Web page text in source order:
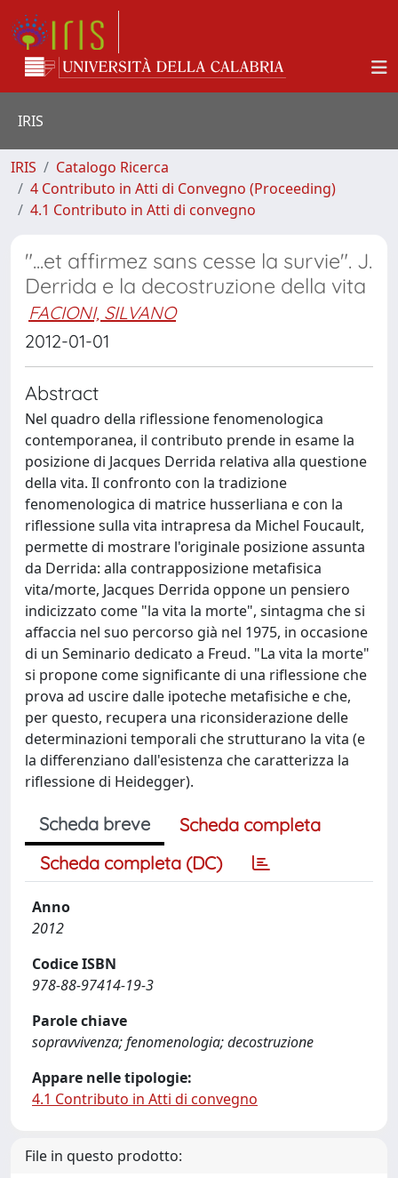
IRIS
IRIS
Catalogo Ricerca
4 Contributo in Atti di Convegno (Proceeding)
4.1 Contributo in Atti di convegno
"...et affirmez sans cesse la survie". J.
Derrida e la decostruzione della vita
FACIONI, SILVANO
2012-01-01
Abstract
Nel quadro della riflessione fenomenologica
contemporanea, il contributo prende in esame la
posizione di Jacques Derrida relativa alla questione
della vita. Il confronto con la tradizione
fenomenologica di matrice husserliana e con la
riflessione sulla vita intrapresa da Michel Foucault,
permette di mostrare l'originale posizione assunta
da Derrida: alla contrapposizione metafisica
vita/morte, Jacques Derrida oppone un pensiero
indicizzato come "la vita la morte", sintagma che si
affaccia nel suo percorso già nel 1975, in occasione
di un Seminario dedicato a Freud. "La vita la morte"
si propone come significante di una riflessione che
prova ad uscire dalle ipoteche metafisiche e che,
per questo, recupera una riconsiderazione delle
determinazioni temporali che strutturano la vita (e
la differenziano dall'esistenza che caratterizza la
riflessione di Heidegger).
Scheda breve
Scheda completa
Scheda completa (DC)
Anno
2012
Codice ISBN
978-88-97414-19-3
Parole chiave
sopravvivenza; fenomenologia; decostruzione
Appare nelle tipologie:
4.1 Contributo in Atti di convegno
File in questo prodotto: